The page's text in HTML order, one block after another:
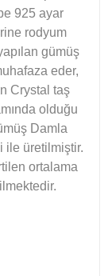
925 ayar
rodyum
gümüş
eder,
Crystal taş
olduğu
Damla
ile üretilmiştir.
ortalama